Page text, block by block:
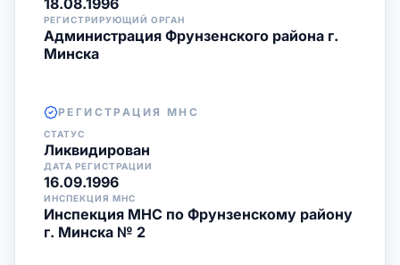
18.08.1996
РЕГИСТРИРУЮЩИЙ ОРГАН
Администрация Фрунзенского района г.
Минска
РЕГИСТРАЦИЯ МНС
СТАТУС
Ликвидирован
ДАТА РЕГИСТРАЦИИ
16.09.1996
ИНСПЕКЦИЯ МНС
Инспекция МНС по Фрунзенскому району
г. Минска № 2